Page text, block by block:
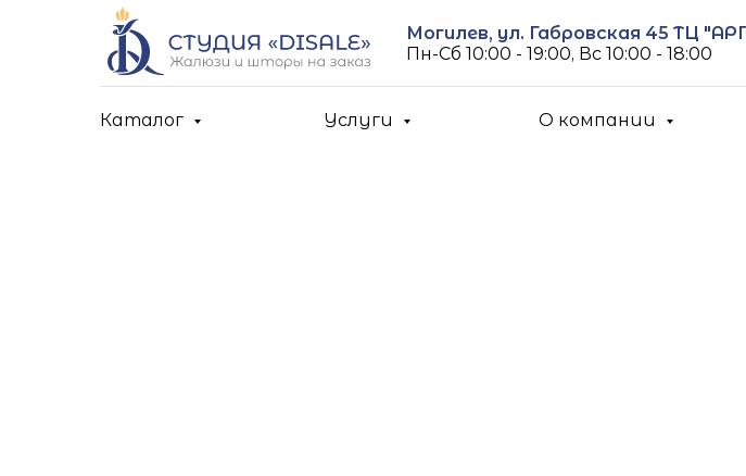
Могилев, ул. Габровская 45 ТЦ
Пн-Cб 10:00 - 19:00, Вс 10:00 - 18:00
Каталог Услуги О компании